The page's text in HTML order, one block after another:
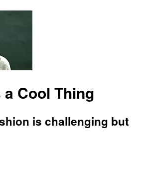
Cool Thing
is challenging but